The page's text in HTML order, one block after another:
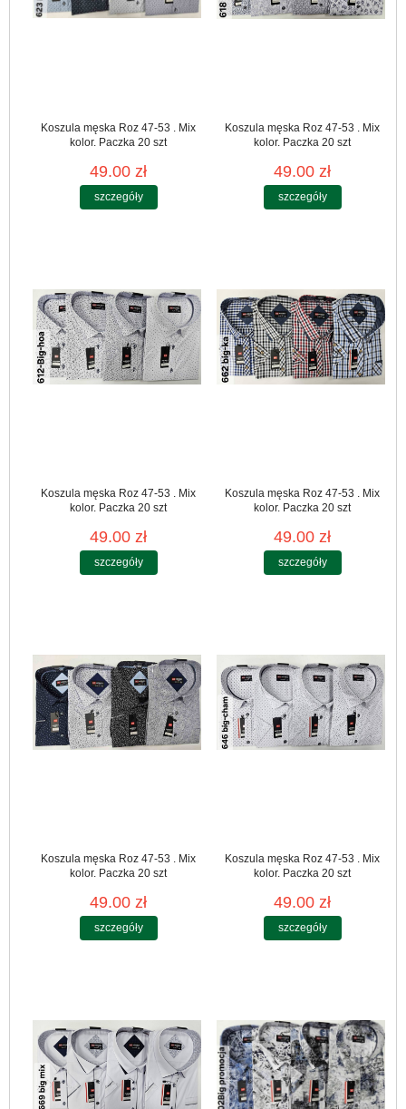
Koszula męska Roz 47-53 . Mix
kolor. Paczka 20 szt
49.00 zł
szczegóły
Koszula męska Roz 47-53 . Mix
kolor. Paczka 20 szt
49.00 zł
szczegóły
Koszula męska Roz 47-53 . Mix
kolor. Paczka 20 szt
49.00 zł
szczegóły
Koszula męska Roz 47-53 . Mix
kolor. Paczka 20 szt
49.00 zł
szczegóły
Koszula męska Roz 47-53 . Mix
kolor. Paczka 20 szt
49.00 zł
szczegóły
Koszula męska Roz 47-53 . Mix
kolor. Paczka 20 szt
49.00 zł
szczegóły